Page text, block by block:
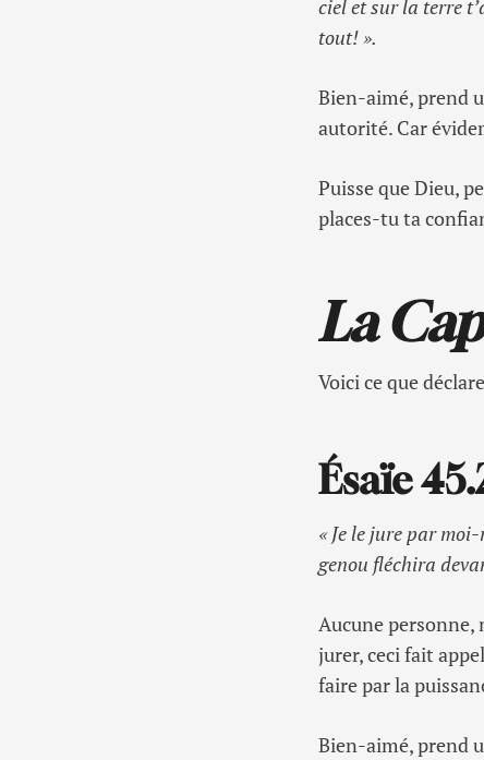
ciel et sur la terre
tout! ».
Bien-aimé, prend
autorité. Car
Puisse que Dieu,
places-tu ta
La
Voici ce que
Ésaïe
« Je le jure par
genou fléchira
Aucune
jurer, ceci fait
faire par la
Bien-aimé, prend